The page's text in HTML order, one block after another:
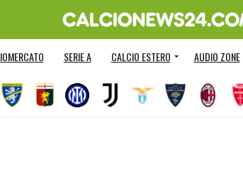
SERIE A CALCIO ESTERO AUDIO ZONE